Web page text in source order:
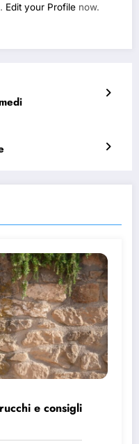
Edit your Profile now.
e consigli